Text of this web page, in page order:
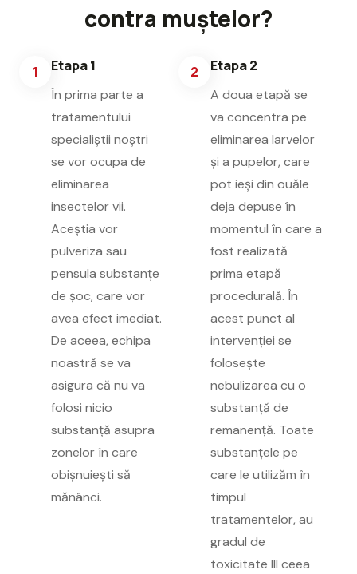
contra muștelor?
1 Etapa 1
În prima parte a
tratamentului
specialiștii noștri
se vor ocupa de
eliminarea
insectelor vii.
Aceștia vor
pulveriza sau
pensula substanțe
de șoc, care vor
avea efect imediat.
De aceea, echipa
noastră se va
asigura că nu va
folosi nicio
substanță asupra
zonelor în care
obișnuiești să
mănânci.
2 Etapa 2
A doua etapă se
va concentra pe
eliminarea larvelor
și a pupelor, care
pot ieși din ouăle
deja depuse în
momentul în care a
fost realizată
prima etapă
procedurală. În
acest punct al
intervenției se
folosește
nebulizarea cu o
substanță de
remanență. Toate
substanțele pe
care le utilizăm în
timpul
tratamentelor, au
gradul de
toxicitate III ceea